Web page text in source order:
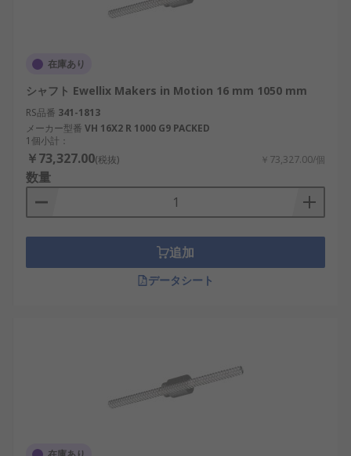
在庫あり
シャフト Ewellix Makers in Motion 16 mm 1050 mm
RS品番 341-1813
メーカー型番 VH 16X2 R 1000 G9 PACKED
1個小計：
￥73,327.00(税抜) ￥73,327.00/個
数量
追加
データシート